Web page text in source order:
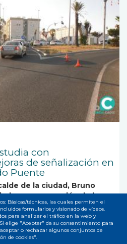
con
de señalización en
Puente
de la ciudad, Bruno
una renovación de los
la ciudad.
Básicas/técnicas, las cuales permiten el
formularios y visionado de vídeos.
para analizar el tráfico en la web y
elige "Aceptar" da su consentimiento para
o rechazar algunos conjuntos de
de cookies".